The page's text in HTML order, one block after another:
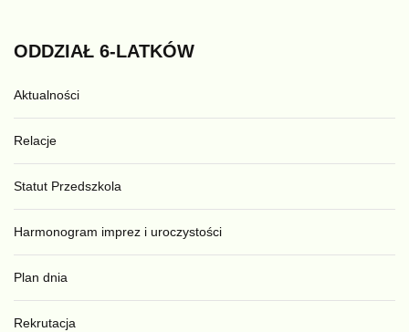
ODDZIAŁ 6-LATKÓW
Aktualności
Relacje
Statut Przedszkola
Harmonogram imprez i uroczystości
Plan dnia
Rekrutacja